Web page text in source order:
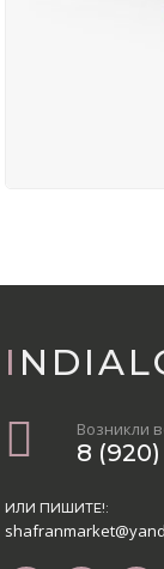
Возникли
8
ИЛИ ПИШИТЕ!: